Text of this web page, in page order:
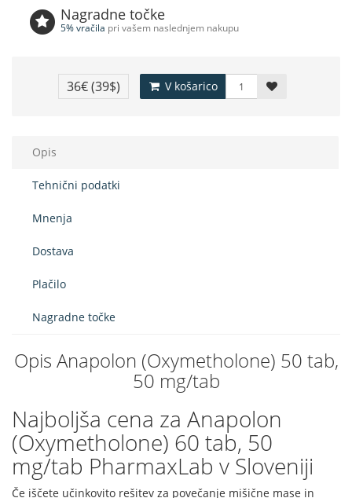
Nagradne točke
5% vračila pri vašem naslednjem nakupu
36€(39$) V košarico
Opis
Tehnični podatki
Mnenja
Dostava
Plačilo
Nagradne točke
Opis Anapolon (Oxymetholone) 50 tab,
50 mg/tab
Najboljša cena za Anapolon
(Oxymetholone) 60 tab, 50
mg/tab PharmaxLab v Sloveniji
Če iščete učinkovito rešitev za povečanje mišične mase in